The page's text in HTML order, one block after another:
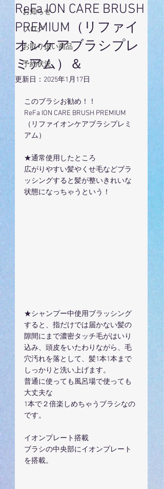
お知らせ
ブログ
お取り扱い商品
予約状況
ReFa ION CARE BRUSH
PREMIUM（リファイ
オンケアブラシプレ
ミアム）＆
更新日： 2025年1月17日
このブラシお勧め！！
ReFa ION CARE BRUSH PREMIUM
（リファイオンケアブラシプレミ
アム）
★通常使用したところ
広がりやすい髪やくせ毛などブラ
ッシングすると髪が整いきれいな
状態になっちゃうという！
★シャンプー中使用ブラッシング
すると、指だけでは届かない髪の
隙間にまで濃密タッチ毛がはいり
込み、頭皮をいたわりながら、毛
穴汚れを落として、髪1本1本まで
しっかりと洗い上げます。
普通に使っても風呂場で使っても
大丈夫な
1本で２倍楽しめちゃうブラシなの
です。
イオンプレート搭載
ブラシの中央部にイオンプレート
を搭載。